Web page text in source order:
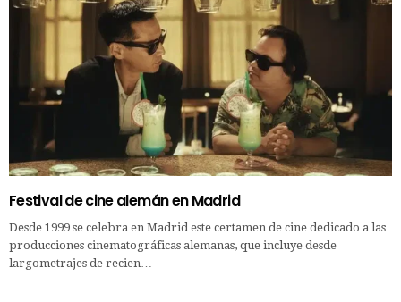
Festival de cine alemán en Madrid
Desde 1999 se celebra en Madrid este certamen de cine dedicado a las
producciones cinematográficas alemanas, que incluye desde
largometrajes de recien…